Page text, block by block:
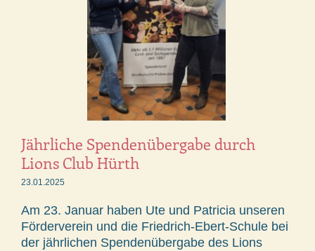
Jährliche Spendenübergabe durch
Lions Club Hürth
23.01.2025
Am 23. Januar haben Ute und Patricia unseren
Förderverein und die Friedrich-Ebert-Schule bei
der jährlichen Spendenübergabe des Lions